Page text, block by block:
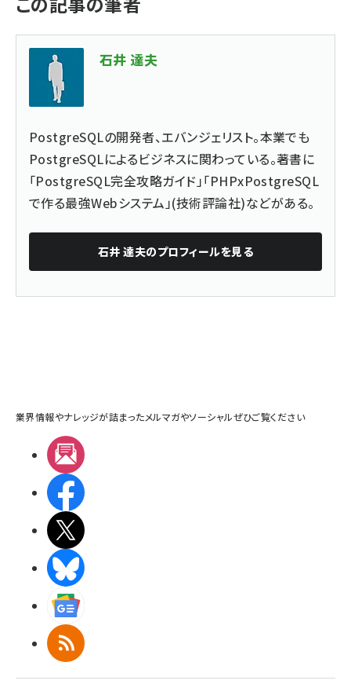
石井 達夫
PostgreSQLの開発者、エバンジェリスト。本業でも
PostgreSQLによるビジネスに関わっている。著書に
「PostgreSQL完全攻略ガイド」「PHPxPostgreSQL
で作る最強Webシステム」(技術評論社)などがある。
石井 達夫のプロフィールを見る
業界情報やナレッジが詰まったメルマガやソーシャルぜひご覧ください
RSS